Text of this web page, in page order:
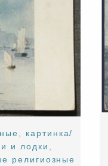
, картинка/
и лодки ,
религиозные